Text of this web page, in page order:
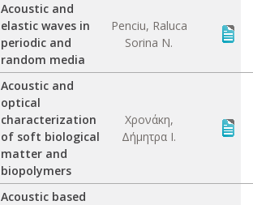
Acoustic and
elastic waves in
periodic and
random media
Penciu, Raluca
Sorina N.
Acoustic and
optical
characterization
of soft biological
matter and
biopolymers
Χρονάκη,
Δήμητρα Ι.
Acoustic based